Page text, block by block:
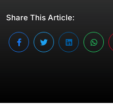
Share This Article: